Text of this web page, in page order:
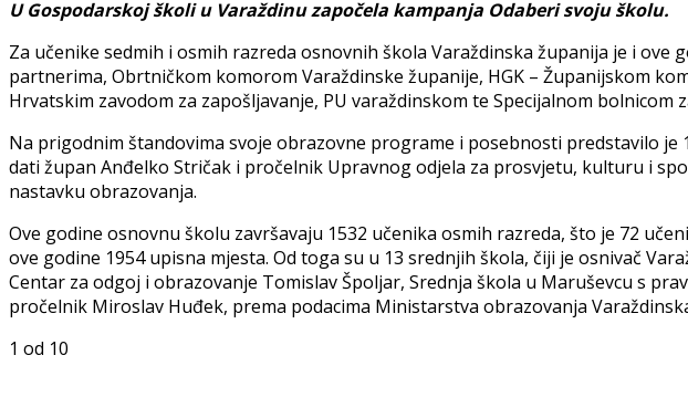
U Gospodarskoj školi u Varaždinu započela kampanja Odaberi svoju školu.
Za učenike sedmih i osmih razreda osnovnih škola Varaždinska županija je i
partnerima, Obrtničkom komorom Varaždinske županije, HGK – Županijskom
Hrvatskim zavodom za zapošljavanje, PU varaždinskom te Specijalnom bolnicom
Na prigodnim štandovima svoje obrazovne programe i posebnosti predstavilo
dati župan Anđelko Stričak i pročelnik Upravnog odjela za prosvjetu, kulturu i
nastavku obrazovanja.
Ove godine osnovnu školu završavaju 1532 učenika osmih razreda, što je 72
ove godine 1954 upisna mjesta. Od toga su u 13 srednjih škola, čiji je osnivač
Centar za odgoj i obrazovanje Tomislav Špoljar, Srednja škola u Maruševcu s
pročelnik Miroslav Huđek, prema podacima Ministarstva obrazovanja
1 od 10